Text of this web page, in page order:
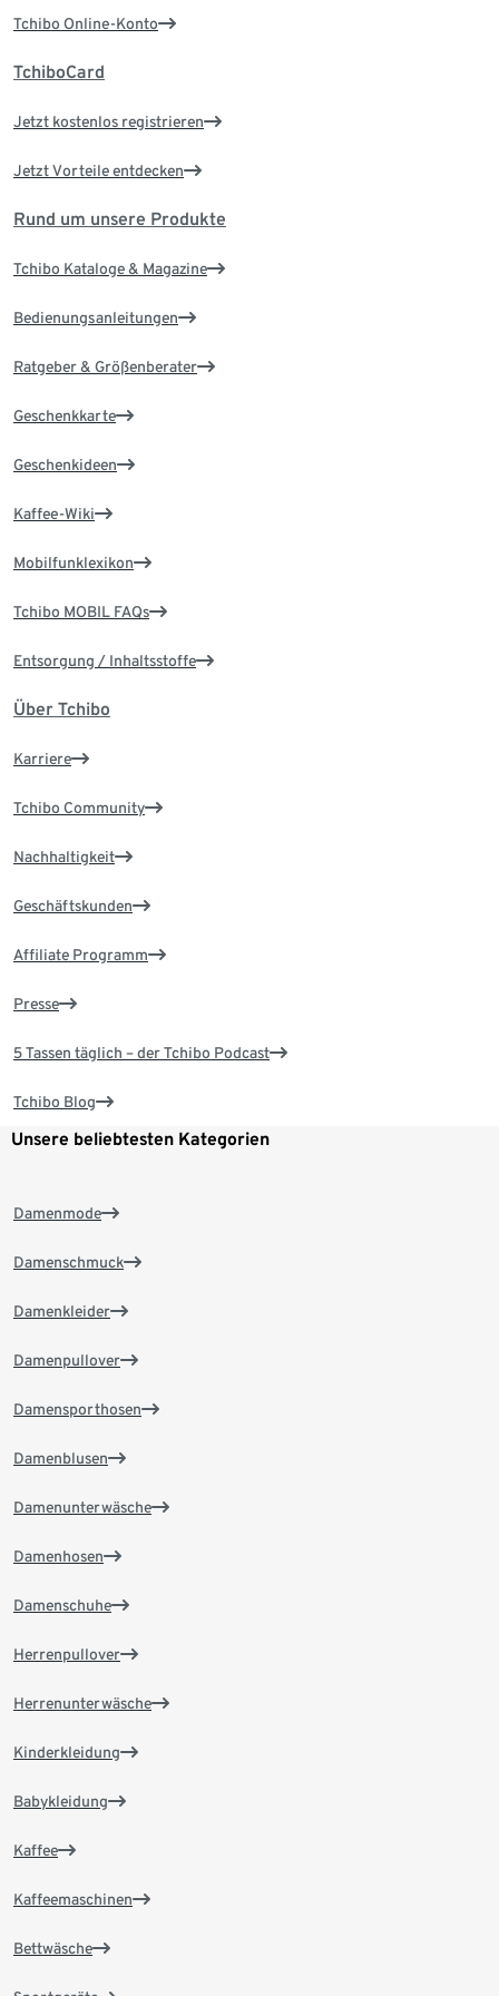
Tchibo Online-Konto
TchiboCard
Jetzt kostenlos registrieren
Jetzt Vorteile entdecken
Rund um unsere Produkte
Tchibo Kataloge & Magazine
Bedienungsanleitungen
Ratgeber & Größenberater
Geschenkkarte
Geschenkideen
Kaffee-Wiki
Mobilfunklexikon
Tchibo MOBIL FAQs
Entsorgung / Inhaltsstoffe
Über Tchibo
Karriere
Tchibo Community
Nachhaltigkeit
Geschäftskunden
Affiliate Programm
Presse
5 Tassen täglich – der Tchibo Podcast
Tchibo Blog
Unsere beliebtesten Kategorien
Damenmode
Damenschmuck
Damenkleider
Damenpullover
Damensporthosen
Damenblusen
Damenunterwäsche
Damenhosen
Damenschuhe
Herrenpullover
Herrenunterwäsche
Kinderkleidung
Babykleidung
Kaffee
Kaffeemaschinen
Bettwäsche